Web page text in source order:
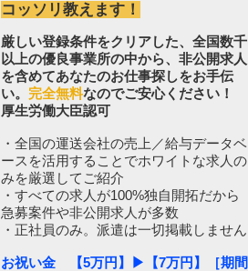
コッソリ教えます！
厳しい登録条件をクリアした、全国数千
以上の優良事業所の中から、非公開求人
を含めてあなたのお仕事探しをお手伝
い。 完全無料なのでご安心ください！
厚生労働大臣認可
・全国の運送会社の売上／給与データベ
ースを活用することでホワイトな求人の
みを厳選してご紹介
・すべての求人が100%独自開拓だから
急募案件や非公開求人が多数
・正社員のみ。派遣は一切掲載しません
お祝い金 【5万円】▶︎【7万円】［期間